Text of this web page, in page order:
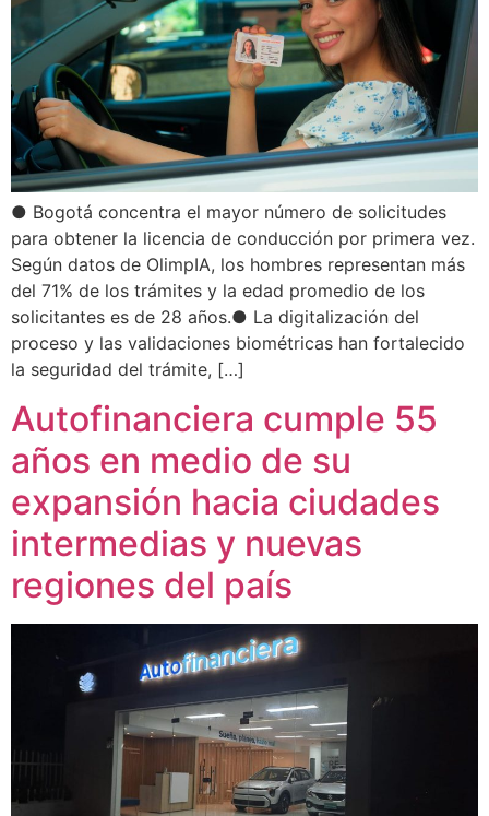
● Bogotá concentra el mayor número de solicitudes
para obtener la licencia de conducción por primera vez.
Según datos de OlimpIA, los hombres representan más
del 71% de los trámites y la edad promedio de los
solicitantes es de 28 años.● La digitalización del
proceso y las validaciones biométricas han fortalecido
la seguridad del trámite, […]
Autofinanciera cumple 55
años en medio de su
expansión hacia ciudades
intermedias y nuevas
regiones del país